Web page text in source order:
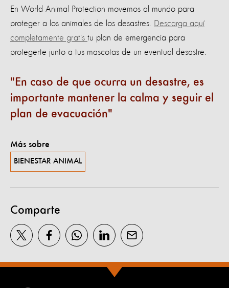
En World Animal Protection movemos al mundo para
proteger a los animales de los desastres.
Descarga aquí
completamente gratis tu plan de emergencia para
protegerte junto a tus mascotas de un eventual desastre.
En caso de que ocurra un desastre, es
importante mantener la calma y seguir el
plan de evacuación
Más sobre
BIENESTAR ANIMAL
Comparte